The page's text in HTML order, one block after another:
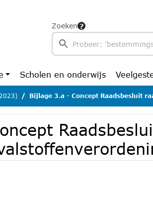
Zoeken
Scholen en onderwijs
Bijlage 3.a - Concept Raadsbesluit raad vaststelling